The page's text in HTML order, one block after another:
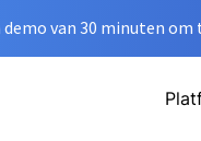
demo van 30 minuten